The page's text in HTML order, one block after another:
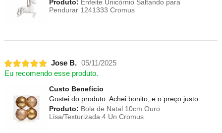
Produto: Enfeite Unicórnio Saltando para
Pendurar 1241333 Cromus
Jose B. 05/11/2025
Eu recomendo esse produto.
Custo Beneficio
Gostei do produto. Achei bonito, e o preço justo.
Produto: Bola de Natal 10cm Ouro
Lisa/Texturizada 4 Un Cromus